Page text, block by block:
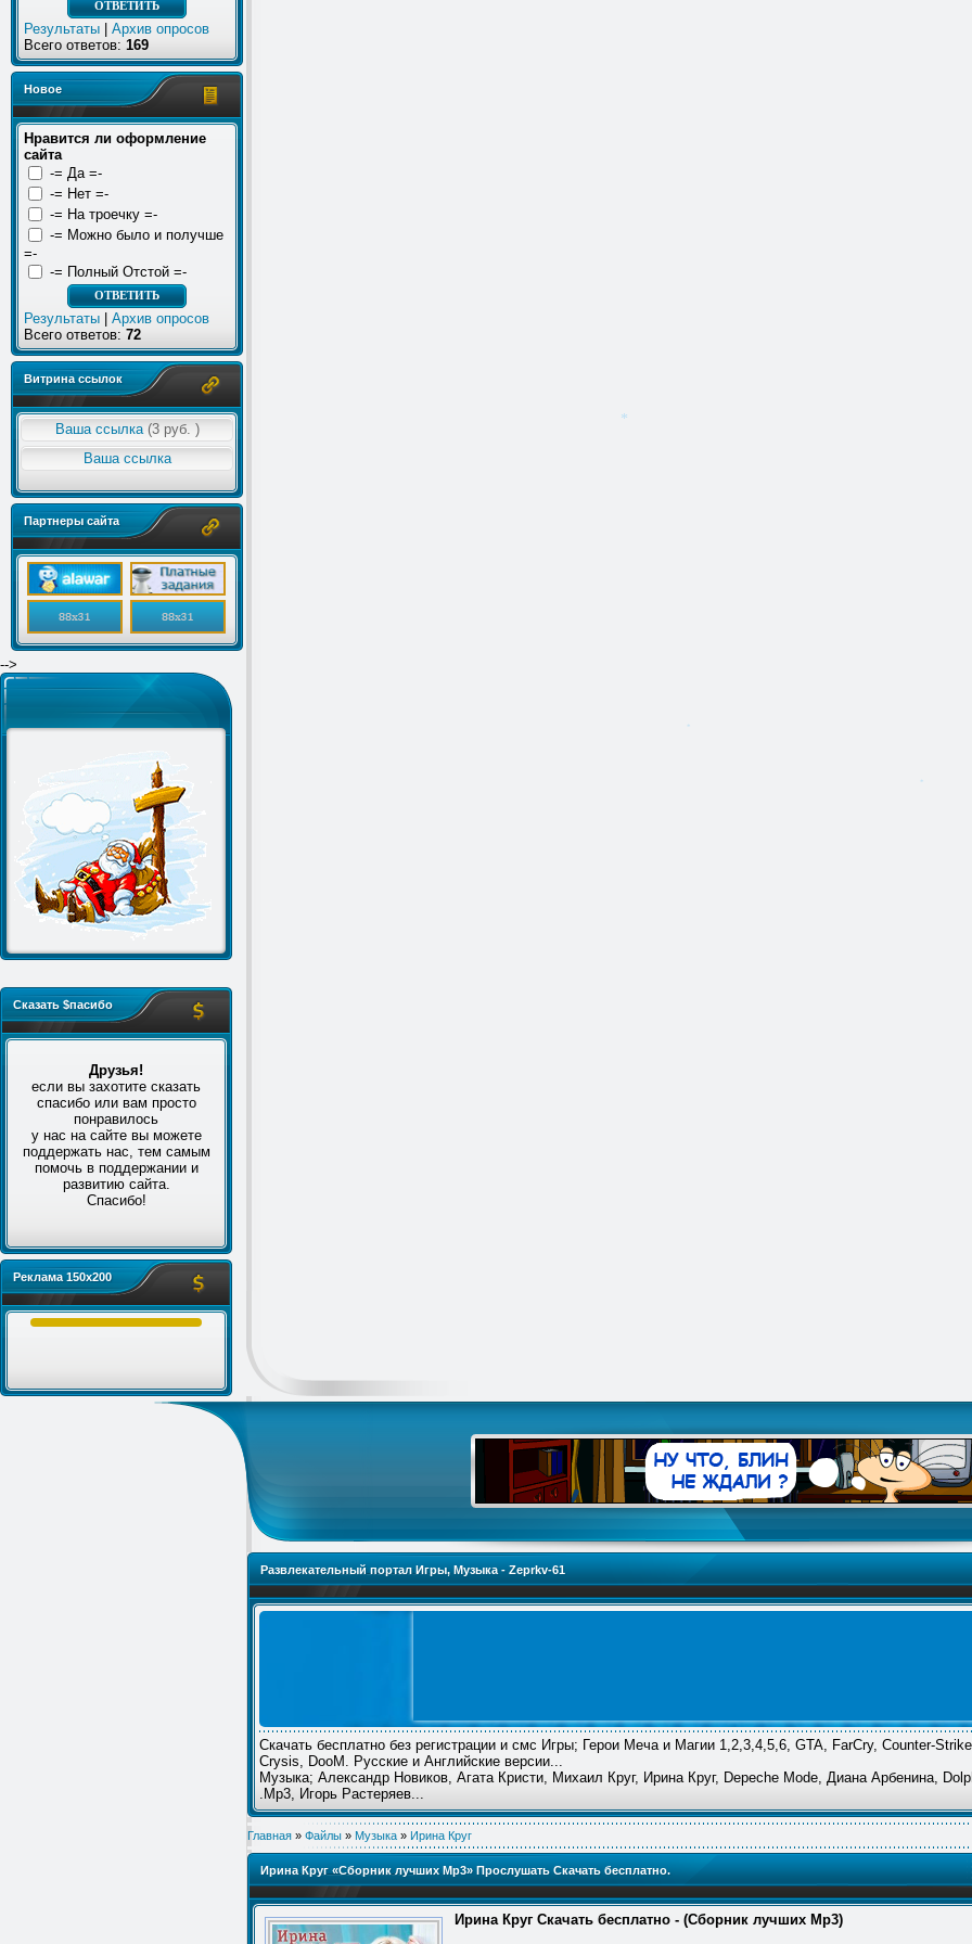
Результаты
Архив опросов
Всего ответов: 169
Новое
Нравится ли оформление
сайта
-= Да =-
-= Нет =-
-= На троечку =-
-= Можно было и получше
=-
-= Полный Отстой =-
Результаты
Архив опросов
Всего ответов: 72
Витрина ссылок
Ваша ссылка (3 руб. )
Ваша ссылка
Партнеры сайта
-->
Сказать $пасибо
Друзья!
если вы захотите сказать
спасибо или вам просто
понравилось
у нас на сайте вы можете
поддержать нас, тем самым
помочь в поддержании и
развитию сайта.
Спасибо!
Реклама 150x200
Развлекательный портал Игры, Музыка - Zeprkv-61
Скачать бесплатно без регистрации и смс Игры; Герои Меча и Магии 1,2,3,4,5,6, GTA, FarCry, Counter-
Crysis, DooM. Русские и Английские версии...
Музыка; Александр Новиков, Агата Кристи, Михаил Круг, Ирина Круг, Depeche Mode, Диана Арбенина,
.Mp3, Игорь Растеряев...
Главная » Файлы » Музыка » Ирина Круг
Ирина Круг «Сборник лучших Mp3» Прослушать Скачать бесплатно.
Ирина Круг Скачать бесплатно - (Сборник лучших Mp3)